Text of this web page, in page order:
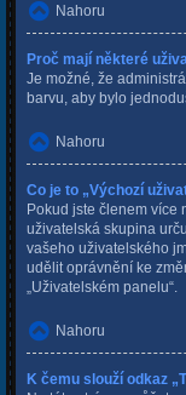
Nahoru
Proč mají některé
Je možné, že
barvu, aby bylo
Nahoru
Co je to „Výchozí
Pokud jste členem více
uživatelská skupina
vašeho uživatelského
udělit oprávnění ke
„Uživatelském panelu“.
Nahoru
K čemu slouží odkaz